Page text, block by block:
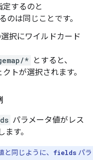
定するのと
のは同じことです。
択にワイルドカード
*
とすると、
トが選択されます。
パラメータ値がレス
す。
同じように、 fields パラ